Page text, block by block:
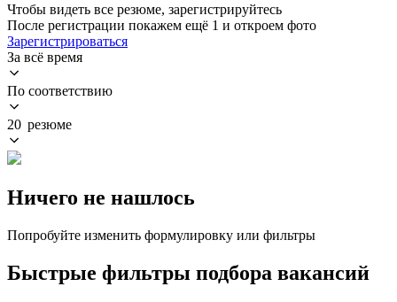
Чтобы видеть все резюме, зарегистрируйтесь
После регистрации покажем ещё 1 и откроем фото
Зарегистрироваться
За всё время
По соответствию
20 резюме
Ничего не нашлось
Попробуйте изменить формулировку или фильтры
Быстрые фильтры подбора вакансий